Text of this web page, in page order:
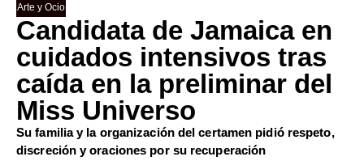
Arte y Ocio
Candidata de Jamaica en
cuidados intensivos tras
caída en la preliminar del
Miss Universo
Su familia y la organización del certamen pidió respeto,
discreción y oraciones por su recuperación